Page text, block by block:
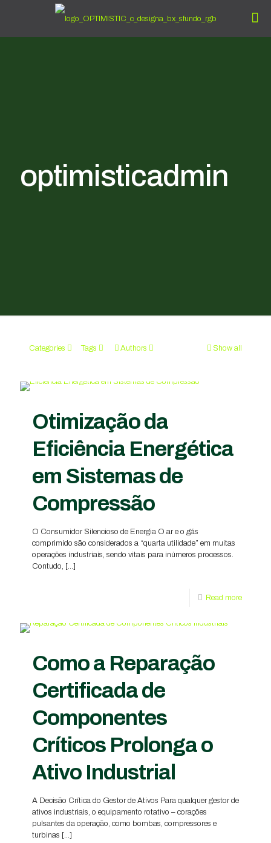
optimisticadmin
Categories Tags Authors Show all
Otimização da
Eficiência Energética
em Sistemas de
Compressão
O Consumidor Silencioso de Energia O ar e o gás
comprimido são considerados a “quarta utilidade” em muitas
operações industriais, sendo vitais para inúmeros processos.
Contudo, […]
Read more
Como a Reparação
Certificada de
Componentes
Críticos Prolonga o
Ativo Industrial
A Decisão Crítica do Gestor de Ativos Para qualquer gestor de
ativos industriais, o equipamento rotativo – corações
pulsantes da operação, como bombas, compressores e
turbinas […]